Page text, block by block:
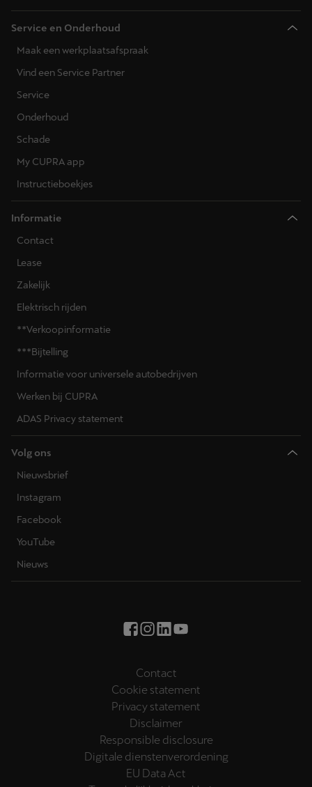
Service en Onderhoud
Maak een werkplaatsafspraak
Vind een Service Partner
Service
Onderhoud
Schade
My CUPRA app
Instructieboekjes
Informatie
Contact
Lease
Zakelijk
Elektrisch rijden
**Verkoopinformatie
***Bijtelling
Informatie voor universele autobedrijven
Werken bij CUPRA
ADAS Privacy statement
Volg ons
Nieuwsbrief
Instagram
Facebook
YouTube
Nieuws
Contact
Cookie statement
Privacy statement
Disclaimer
Responsible disclosure
Digitale dienstenverordening
EU Data Act